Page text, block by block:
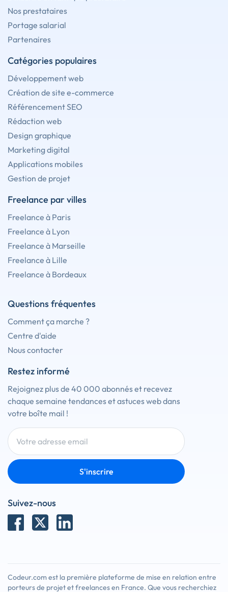
Nos prestataires
Portage salarial
Partenaires
Catégories populaires
Développement web
Création de site e-commerce
Référencement SEO
Rédaction web
Design graphique
Marketing digital
Applications mobiles
Gestion de projet
Freelance par villes
Freelance à Paris
Freelance à Lyon
Freelance à Marseille
Freelance à Lille
Freelance à Bordeaux
Questions fréquentes
Comment ça marche ?
Centre d'aide
Nous contacter
Restez informé
Rejoignez plus de 40 000 abonnés et recevez
chaque semaine tendances et astuces web dans
votre boîte mail !
S'inscrire
Suivez-nous
Codeur.com est la première plateforme de mise en relation entre
porteurs de projet et freelances en France. Que vous recherchiez